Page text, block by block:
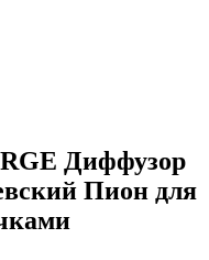
Диффузор
Пион для